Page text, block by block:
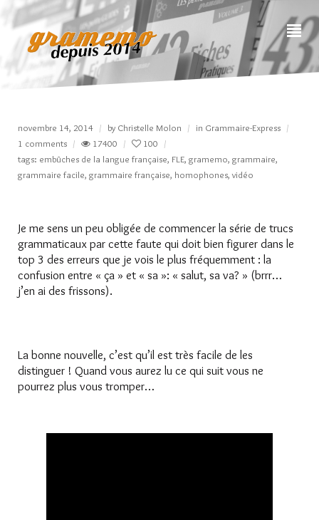
novembre 14, 2014 by Christelle Molon in Grammaire-Express
1 comments
17400
100
tags: embûches de la langue française, FLE, gramemo, grammaire,
grammaire facile, grammaire française, homophones,vidéo
Je me sens un peu obligée de commencer la série de trucs
grammaticaux par cette faute qui doit bien figurer dans le
top 3 des erreurs que je vois le plus fréquemment : la
confusion entre « ça » et « sa »: « salut, sa va? » (brrr…
j’en ai des frissons).
La bonne nouvelle, c’est qu’il est très facile de les
distinguer ! Quand vous aurez lu ce qui suit vous ne
pourrez plus vous tromper…